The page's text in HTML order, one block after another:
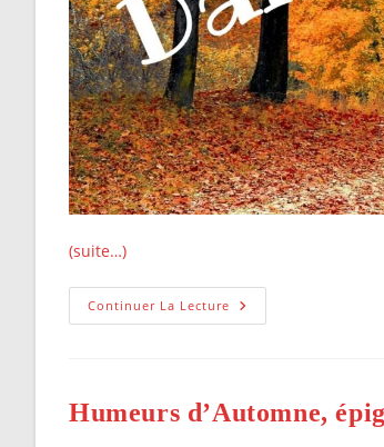
(suite…)
Continuer La Lecture Merci
Dame
Humeurs d’Automne,